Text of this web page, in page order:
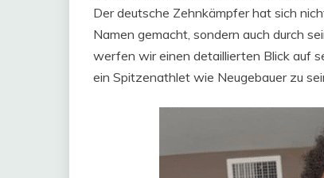
Der deutsche Zehnkämpfer hat sich
Namen gemacht, sondern auch durch
werfen wir einen detaillierten Blick auf
ein Spitzenathlet wie Neugebauer zu